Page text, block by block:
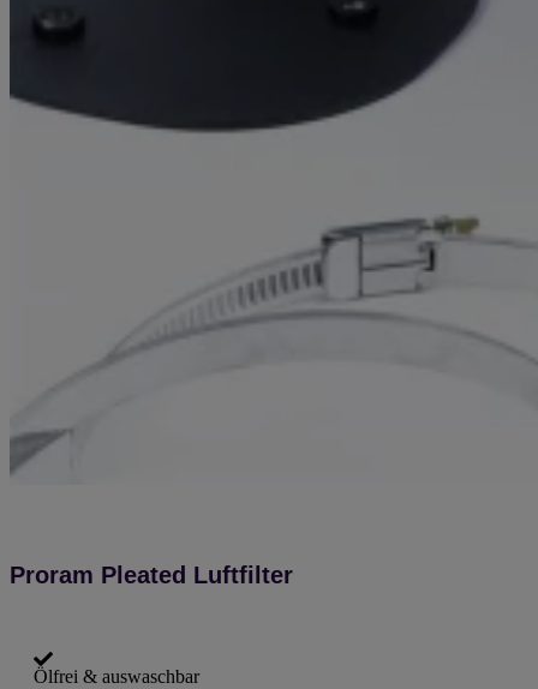
Proram Pleated Luftfilter
Ölfrei & auswaschbar